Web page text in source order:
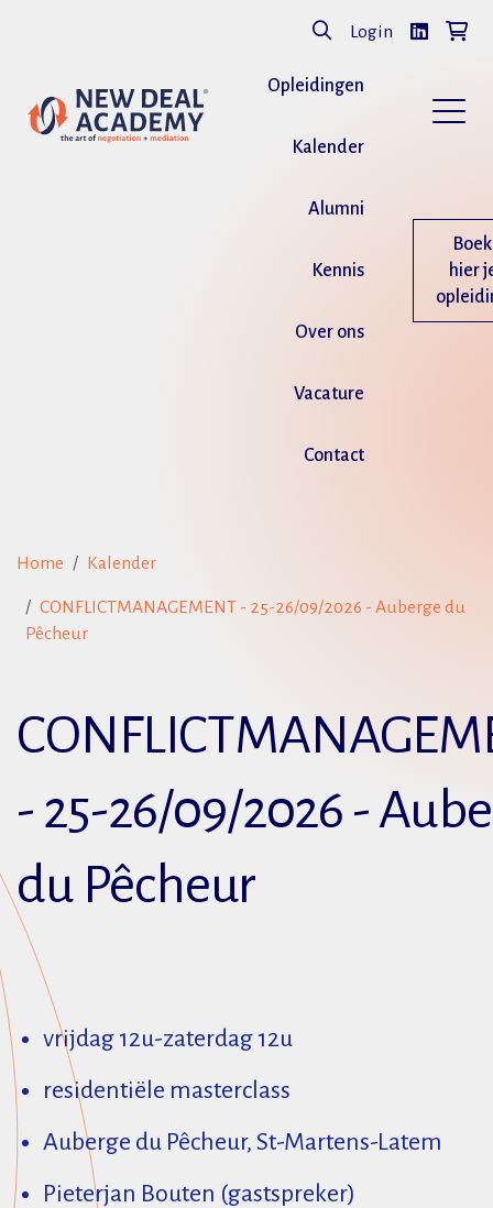
Login
Opleidingen
Kalender
Alumni
Kennis
Over ons
Vacature
Contact
Boek
hier
Home Kalender
CONFLICTMANAGEMENT - 25-26/09/2026 - Auberge du
Pêcheur
- 25-26/09/2026 -
du Pêcheur
vrijdag 12u-zaterdag 12u
residentiële masterclass
Auberge du Pêcheur, St-Martens-Latem
Pieterjan Bouten (gastspreker)